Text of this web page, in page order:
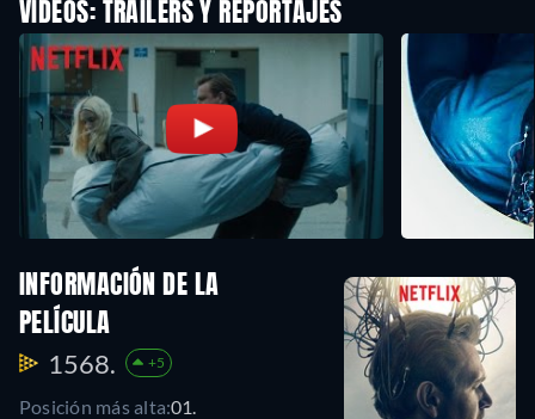
VÍDEOS: TRAILERS Y REPORTAJES
INFORMACIÓN DE LA
PELÍCULA
1568. +5
Posición más alta:01.